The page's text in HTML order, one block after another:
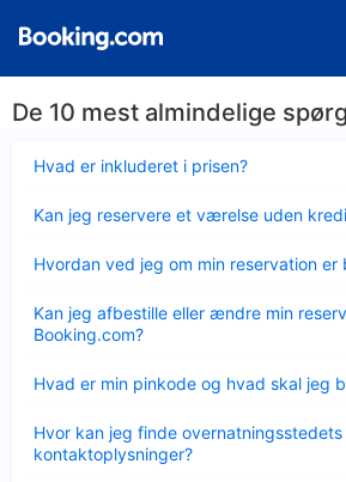
De 10 mest almindelige
Hvad er inkluderet i prisen?
Kan jeg reservere et værelse uden
Hvordan ved jeg om min reservation
Kan jeg afbestille eller ændre min
Booking.com?
Hvad er min pinkode og hvad skal jeg
Hvor kan jeg finde overnatningsstedets
kontaktoplysninger?